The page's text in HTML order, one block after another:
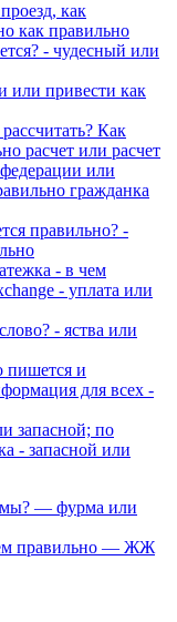
как
как правильно
- чудесный или
или привести как
Как
расчет или расчет
или
гражданка
правильно? -
- в чем
- уплата или
- яства или
пишется и
для всех -
запасной; по
- запасной или
— фурма или
правильно — ЖЖ